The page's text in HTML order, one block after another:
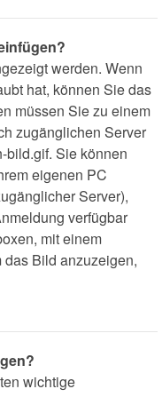
werden. Wenn
hat, können Sie das
müssen Sie zu einem
zugänglichen Server
bild.gif. Sie können
eigenen PC
Server),
verfügbar
mit einem
das Bild anzuzeigen,
wichtige